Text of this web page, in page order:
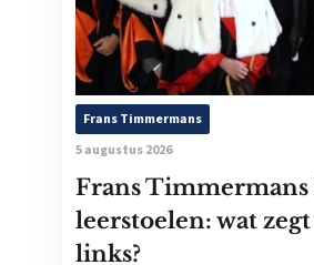
Frans Timmermans
5 augustus 2026
Frans Timmermans
leerstoelen: wat
links?